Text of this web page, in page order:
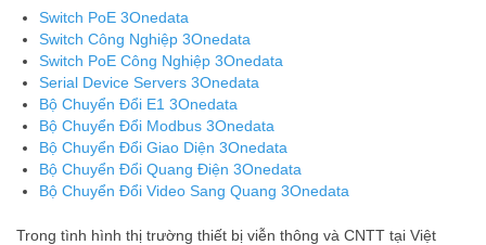
Switch PoE 3Onedata
Switch Công Nghiệp 3Onedata
Switch PoE Công Nghiệp 3Onedata
Serial Device Servers 3Onedata
Bộ Chuyển Đổi E1 3Onedata
Bộ Chuyển Đổi Modbus 3Onedata
Bộ Chuyển Đổi Giao Diện 3Onedata
Bộ Chuyển Đổi Quang Điện 3Onedata
Bộ Chuyển Đổi Video Sang Quang 3Onedata
Trong tình hình thị trường thiết bị viễn thông và CNTT tại Việt